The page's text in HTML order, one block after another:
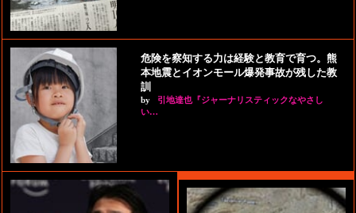
危険を察知する力は経験と教育で育つ。熊
本地震とイオンモール爆発事故が残した教
訓
by
引地達也『ジャーナリスティックなやさし
い…